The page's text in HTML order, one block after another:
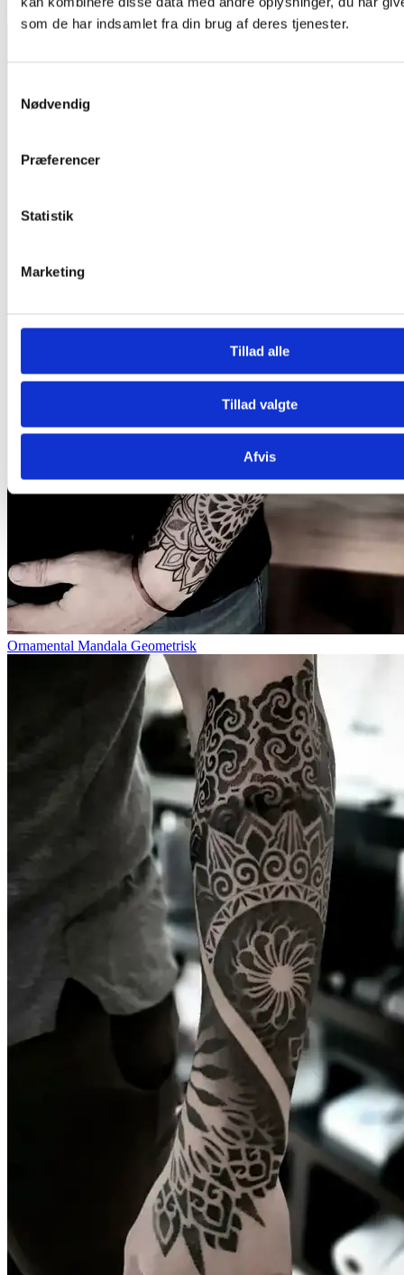
som de har indsamlet fra din brug af deres tjenester.
Nødvendig
Præferencer
Statistik
Marketing
Tillad alle
Tillad valgte
Afvis
Ornamental Mandala Geometrisk